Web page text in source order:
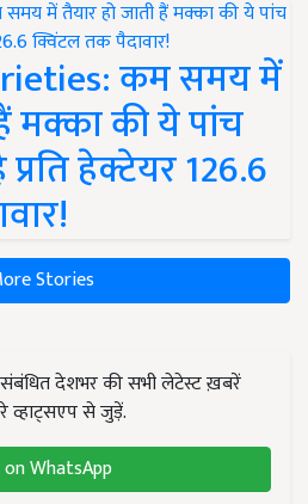
कम समय में
मक्का की ये पांच
हेक्टेयर 126.6
Stories
देशभर की सभी लेटेस्ट ख़बरें
व्हाट्सएप से जुड़ें.
on WhatsApp